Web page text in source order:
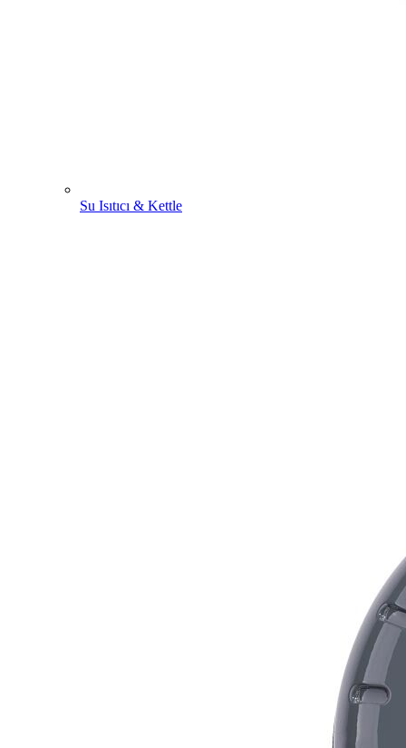
Su Isıtıcı & Kettle